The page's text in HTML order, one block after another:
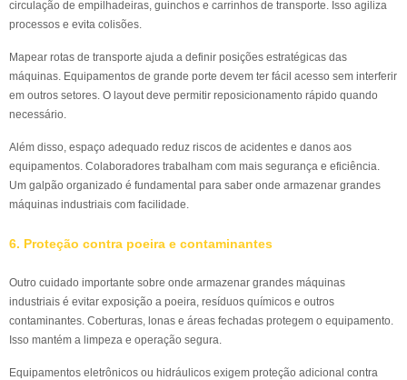
circulação de empilhadeiras, guinchos e carrinhos de transporte. Isso agiliza
processos e evita colisões.
Mapear rotas de transporte ajuda a definir posições estratégicas das
máquinas. Equipamentos de grande porte devem ter fácil acesso sem interferir
em outros setores. O layout deve permitir reposicionamento rápido quando
necessário.
Além disso, espaço adequado reduz riscos de acidentes e danos aos
equipamentos. Colaboradores trabalham com mais segurança e eficiência.
Um galpão organizado é fundamental para saber onde armazenar grandes
máquinas industriais com facilidade.
6. Proteção contra poeira e contaminantes
Outro cuidado importante sobre onde armazenar grandes máquinas
industriais é evitar exposição a poeira, resíduos químicos e outros
contaminantes. Coberturas, lonas e áreas fechadas protegem o equipamento.
Isso mantém a limpeza e operação segura.
Equipamentos eletrônicos ou hidráulicos exigem proteção adicional contra